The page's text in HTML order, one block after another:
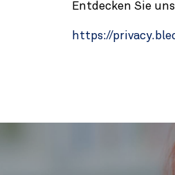
Entdecken Sie
https://